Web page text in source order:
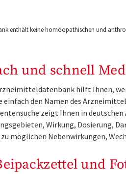
enthält keine homöopathischen und
und schnell
hilft Ihnen,
einfach den Namen des
zeigt Ihnen in
Wirkung, Dosierung,
möglichen Nebenwirkungen,
und